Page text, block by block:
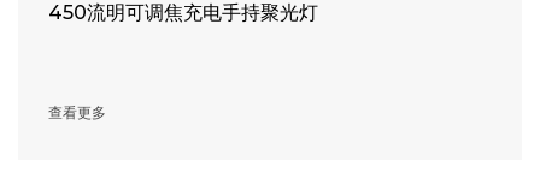
450流明可调焦充电手持聚光灯
查看更多